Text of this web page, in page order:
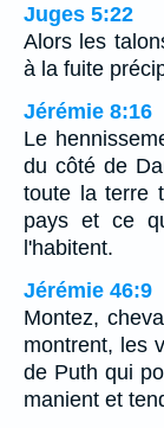
Juges 5:22
Alors les
à la fuite
Jérémie 8:16
Le
du côté de
toute la terre
pays et ce
l'habitent.
Jérémie 46:9
Montez,
montrent, les
de Puth qui
manient et